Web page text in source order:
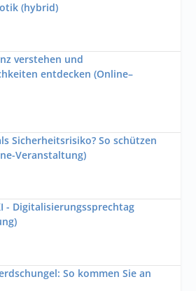
(hybrid)
verstehen und
entdecken (Online–
Sicherheitsrisiko? So schützen
Veranstaltung)
- Digitalisierungssprechtag
So kommen Sie an